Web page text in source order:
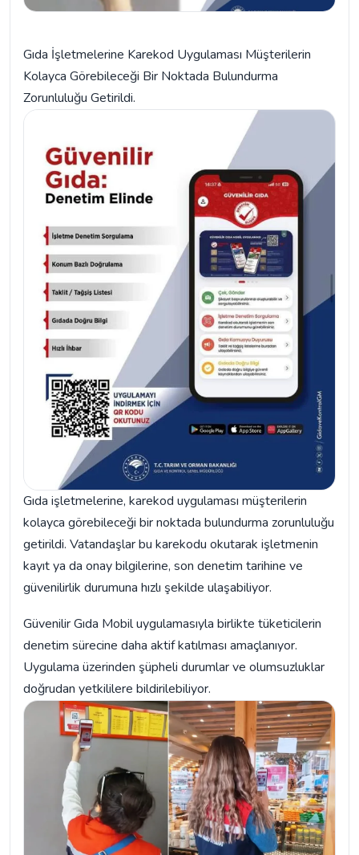
Gıda İşletmelerine Karekod Uygulaması Müşterilerin
Kolayca Görebileceği Bir Noktada Bulundurma
Zorunluluğu Getirildi.
Gıda işletmelerine, karekod uygulaması müşterilerin
kolayca görebileceği bir noktada bulundurma zorunluluğu
getirildi. Vatandaşlar bu karekodu okutarak işletmenin
kayıt ya da onay bilgilerine, son denetim tarihine ve
güvenilirlik durumuna hızlı şekilde ulaşabiliyor.
Güvenilir Gıda Mobil uygulamasıyla birlikte tüketicilerin
denetim sürecine daha aktif katılması amaçlanıyor.
Uygulama üzerinden şüpheli durumlar ve olumsuzluklar
doğrudan yetkililere bildirilebiliyor.